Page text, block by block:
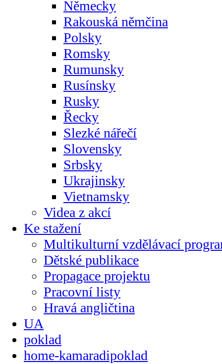
Německy
Rakouská němčina
Polsky
Romsky
Rumunsky
Rusínsky
Rusky
Řecky
Slezké nářečí
Slovensky
Srbsky
Ukrajinsky
Vietnamsky
Videa z akcí
Ke stažení
Multikulturní vzdělávací
Dětské publikace
Propagace projektu
Pracovní listy
Hravá angličtina
UA
poklad
home-kamaradipoklad